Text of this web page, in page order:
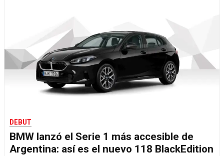
DEBUT
BMW lanzó el Serie 1 más accesible de
Argentina: así es el nuevo 118 BlackEdition